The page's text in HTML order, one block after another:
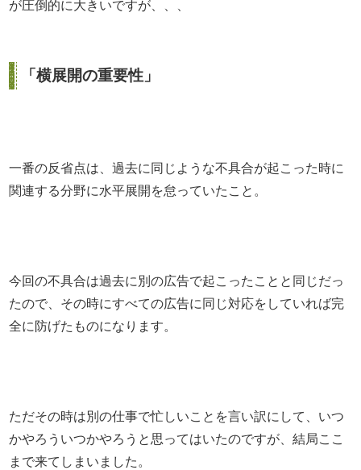
が圧倒的に大きいですが、、、
「横展開の重要性」
一番の反省点は、過去に同じような不具合が起こった時に
関連する分野に水平展開を怠っていたこと。
今回の不具合は過去に別の広告で起こったことと同じだっ
たので、その時にすべての広告に同じ対応をしていれば完
全に防げたものになります。
ただその時は別の仕事で忙しいことを言い訳にして、いつ
かやろういつかやろうと思ってはいたのですが、結局ここ
まで来てしまいました。